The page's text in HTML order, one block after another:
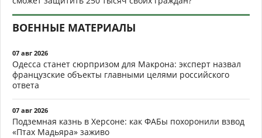
ВОЕННЫЕ МАТЕРИАЛЫ
07 авг 2026
Одесса станет сюрпризом для Макрона: эксперт назвал
французские объекты главными целями российского
ответа
07 авг 2026
Подземная казнь в Херсоне: как ФАБы похоронили взвод
«Птах Мадьяра» заживо